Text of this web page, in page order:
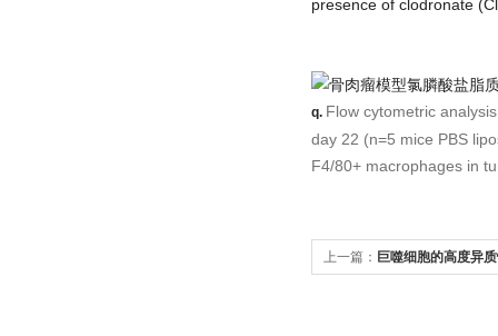
presence of clodronate
q. Flow cytometric
day 22 (n=5 mice PBS
F4/80+ macrophages in
上一篇： 巨噬细胞的高度异